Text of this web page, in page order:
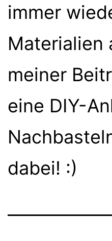
immer
Materialien
meiner
eine DIY-
dabei! :)